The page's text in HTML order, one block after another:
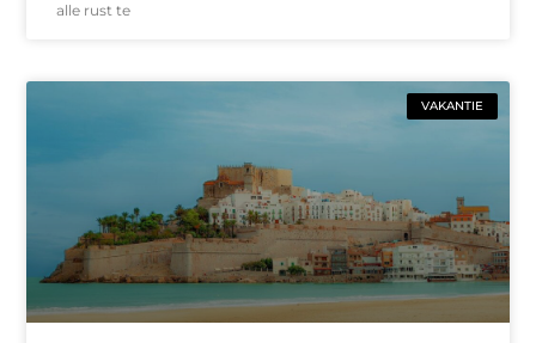
alle rust te
VAKANTIE